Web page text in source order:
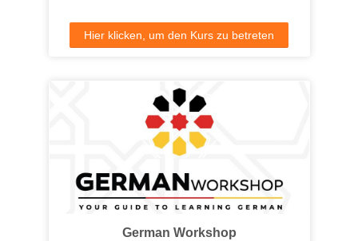
Hier klicken, um den Kurs zu betreten
German Workshop